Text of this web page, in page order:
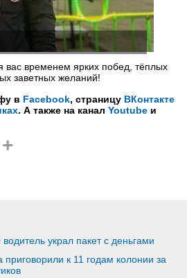
вас временем ярких побед, тёплых
заветных желаний!
в Facebook, страницу ВКонтакте
. А также на канал Youtube и
+
украл пакет с деньгами
к 11 годам колонии за